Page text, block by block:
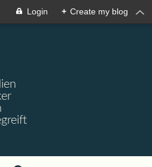
Login + Create my blog